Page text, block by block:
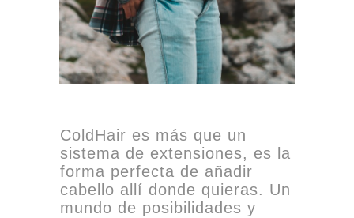
ColdHair es más que un
sistema de extensiones, es la
forma perfecta de añadir
cabello allí donde quieras. Un
mundo de posibilidades y